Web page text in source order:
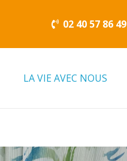
02 40 57 86 49
LA VIE AVEC NOUS